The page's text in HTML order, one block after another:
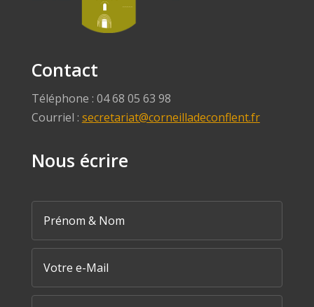
Contact
Téléphone : 04 68 05 63 98
Courriel : secretariat@corneilladeconflent.fr
Nous écrire